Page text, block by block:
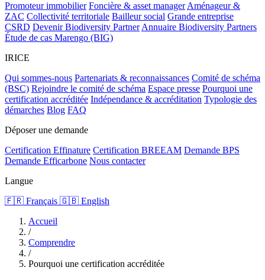
Promoteur immobilier Foncière & asset manager Aménageur &
ZAC Collectivité territoriale Bailleur social Grande entreprise
CSRD Devenir Biodiversity Partner Annuaire Biodiversity Partners
Étude de cas Marengo (BIG)
IRICE
Qui sommes-nous Partenariats & reconnaissances Comité de schéma
(BSC) Rejoindre le comité de schéma Espace presse Pourquoi une
certification accréditée Indépendance & accréditation Typologie des
démarches Blog FAQ
Déposer une demande
Certification Effinature Certification BREEAM Demande BPS
Demande Efficarbone Nous contacter
Langue
🇫🇷 Français 🇬🇧 English
Accueil
/
Comprendre
/
Pourquoi une certification accréditée